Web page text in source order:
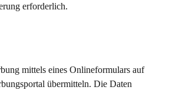
erforderlich.
mittels eines Onlineformulars auf
übermitteln. Die Daten